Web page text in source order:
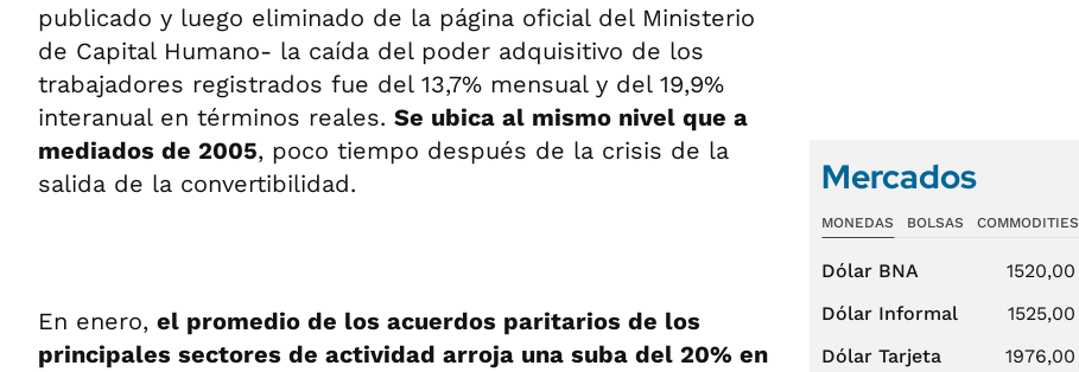
publicado y luego eliminado de la página oficial del Ministerio
de Capital Humano- la caída del poder adquisitivo de los
trabajadores registrados fue del 13,7% mensual y del 19,9%
interanual en términos reales. Se ubica al mismo nivel que a
mediados de 2005, poco tiempo después de la crisis de la
salida de la convertibilidad.
En enero, el promedio de los acuerdos paritarios de los
principales sectores de actividad arroja una suba del 20% en
Mercados
MONEDAS BOLSAS COMMODITIES
Dólar BNA 1520,00
Dólar Informal
1525,00
Dólar Tarjeta
1976,00